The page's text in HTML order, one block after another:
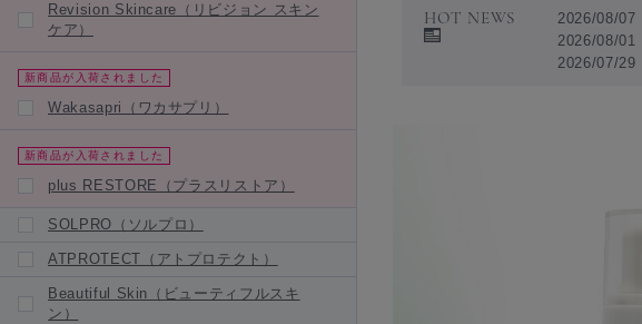
Revision Skincare（リビジョン スキン
ケア）
新商品が入荷されました
Wakasapri（ワカサプリ）
新商品が入荷されました
plus RESTORE（プラスリストア）
SOLPRO（ソルプロ）
ATPROTECT（アトプロテクト）
Beautiful Skin（ビューティフルスキ
ン）
HOT NEWS 2026/08/07
2026/08/01
2026/07/29